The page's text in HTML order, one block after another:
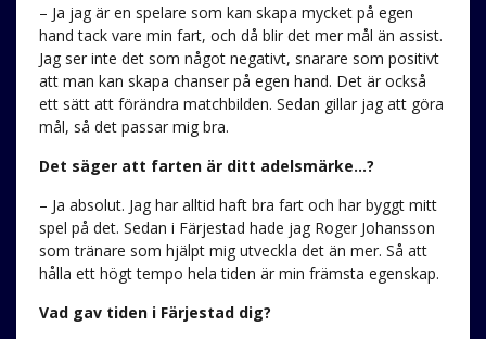
– Ja jag är en spelare som kan skapa mycket på egen
hand tack vare min fart, och då blir det mer mål än assist.
Jag ser inte det som något negativt, snarare som positivt
att man kan skapa chanser på egen hand. Det är också
ett sätt att förändra matchbilden. Sedan gillar jag att göra
mål, så det passar mig bra.
Det säger att farten är ditt adelsmärke…?
– Ja absolut. Jag har alltid haft bra fart och har byggt mitt
spel på det. Sedan i Färjestad hade jag Roger Johansson
som tränare som hjälpt mig utveckla det än mer. Så att
hålla ett högt tempo hela tiden är min främsta egenskap.
Vad gav tiden i Färjestad dig?